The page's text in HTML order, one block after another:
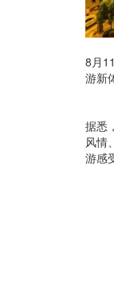
8月
游新
据悉
风情
游感